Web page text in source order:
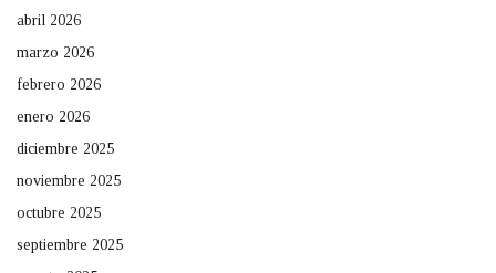
abril 2026
marzo 2026
febrero 2026
enero 2026
diciembre 2025
noviembre 2025
octubre 2025
septiembre 2025